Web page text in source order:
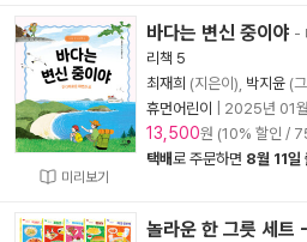
미리보기
바다는 변신 중이야 -
리책 5
최재희 (지은이), 박지윤 (
휴먼어린이
2025년 01월
13,500원 (10% 할인 /
택배로 주문하면 8월 11일
놀라운 한 그릇 세트